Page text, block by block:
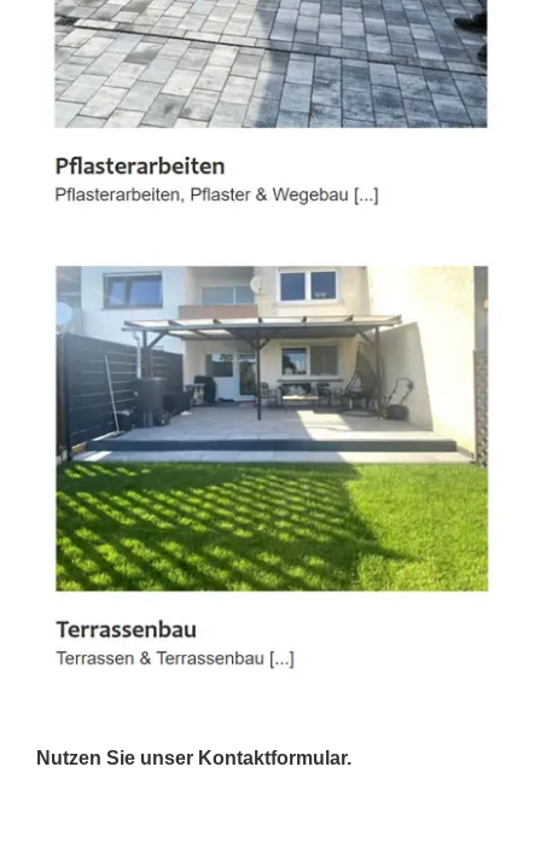
Nutzen Sie unser Kontaktformular.